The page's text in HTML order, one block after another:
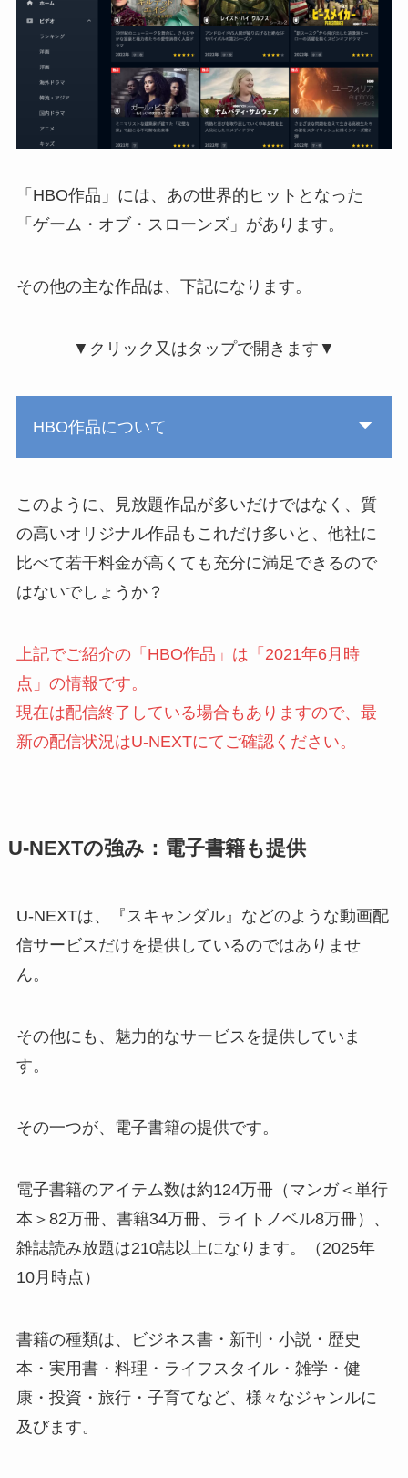
「HBO作品」には、あの世界的ヒットとなった
「ゲーム・オブ・スローンズ」があります。
その他の主な作品は、下記になります。
▼クリック又はタップで開きます▼
HBO作品について
このように、見放題作品が多いだけではなく、質
の高いオリジナル作品もこれだけ多いと、他社に
比べて若干料金が高くても充分に満足できるので
はないでしょうか？
上記でご紹介の「HBO作品」は「2021年6月時
点」の情報です。
現在は配信終了している場合もありますので、最
新の配信状況はU-NEXTにてご確認ください。
U-NEXTの強み：電子書籍も提供
U-NEXTは、『スキャンダル』などのような動画配
信サービスだけを提供しているのではありませ
ん。
その他にも、魅力的なサービスを提供していま
す。
その一つが、電子書籍の提供です。
電子書籍のアイテム数は約124万冊（マンガ＜単行
本＞82万冊、書籍34万冊、ライトノベル8万冊）、
雑誌読み放題は210誌以上になります。（2025年
10月時点）
書籍の種類は、ビジネス書・新刊・小説・歴史
本・実用書・料理・ライフスタイル・雑学・健
康・投資・旅行・子育てなど、様々なジャンルに
及びます。